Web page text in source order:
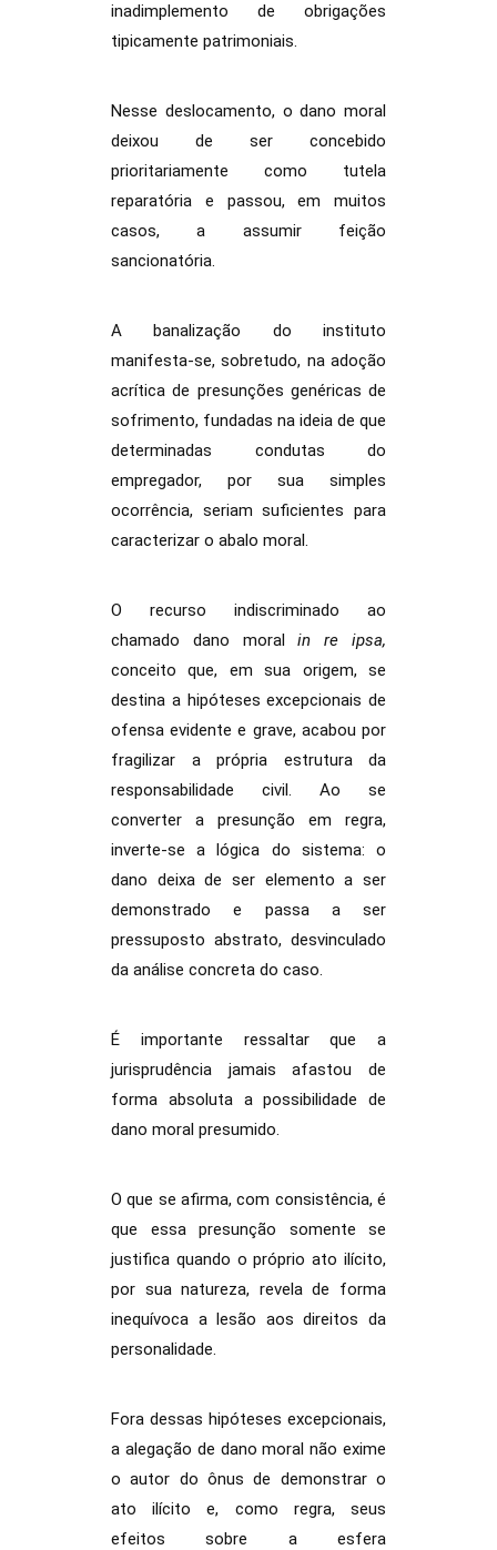
inadimplemento de obrigações
tipicamente patrimoniais.
Nesse deslocamento, o dano moral
deixou de ser concebido
prioritariamente como tutela
reparatória e passou, em muitos
casos, a assumir feição
sancionatória.
A banalização do instituto
manifesta-se, sobretudo, na adoção
acrítica de presunções genéricas de
sofrimento, fundadas na ideia de que
determinadas condutas do
empregador, por sua simples
ocorrência, seriam suficientes para
caracterizar o abalo moral.
O recurso indiscriminado ao
chamado dano moralin re ipsa,
conceito que, em sua origem, se
destina a hipóteses excepcionais de
ofensa evidente e grave, acabou por
fragilizar a própria estrutura da
responsabilidade civil. Ao se
converter a presunção em regra,
inverte-se a lógica do sistema: o
dano deixa de ser elemento a ser
demonstrado e passa a ser
pressuposto abstrato, desvinculado
da análise concreta do caso.
É importante ressaltar que a
jurisprudência jamais afastou de
forma absoluta a possibilidade de
dano moral presumido.
O que se afirma, com consistência, é
que essa presunção somente se
justifica quando o próprio ato ilícito,
por sua natureza, revela de forma
inequívoca a lesão aos direitos da
personalidade.
Fora dessas hipóteses excepcionais,
a alegação de dano moral não exime
o autor do ônus de demonstrar o
ato ilícito e, como regra, seus
efeitos sobre a esfera